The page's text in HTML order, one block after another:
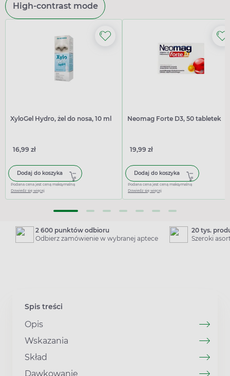
High-contrast mode
XyloGel Hydro, żel do nosa, 10 ml
16,99 zł
Dodaj do koszyka
Podana cena jest ceną maksymalną
Dowiedz się więcej
Neomag Forte D3, 50 tabletek
19,99 zł
Dodaj do koszyka
Podana cena jest ceną maksymalną
Dowiedz się więcej
2 600 punktów odbioru
Odbierz zamówienie w wybranej aptece
20 tys.
Szeroki
Spis treści
Opis
Wskazania
Skład
Dawkowanie